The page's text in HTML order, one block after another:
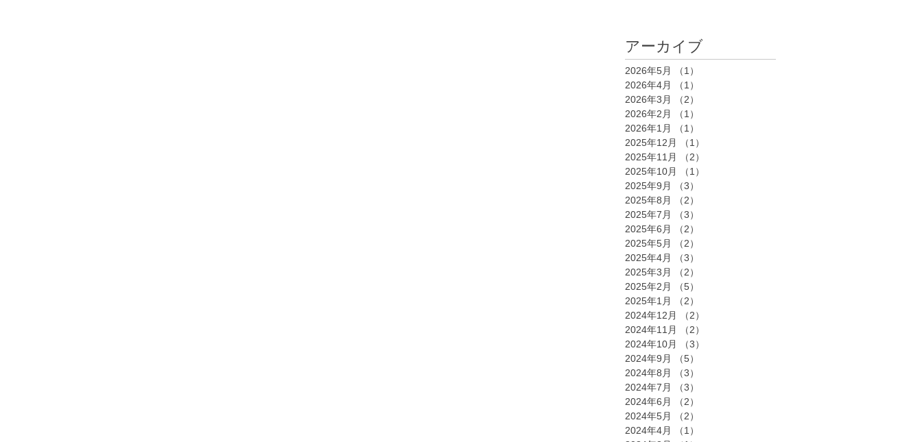
アーカイブ
2026年5月 （1）
2026年4月
（1）
2026年3月
（2）
2026年2月
（1）
2026年1月
（1）
2025年12月
（1）
2025年11月
（2）
2025年10月
（1）
2025年9月
（3）
2025年8月
（2）
2025年7月
（3）
2025年6月
（2）
2025年5月
（2）
2025年4月
（3）
2025年3月
（2）
2025年2月
（5）
2025年1月
（2）
2024年12月
（2）
2024年11月
（2）
2024年10月
（3）
2024年9月
（5）
2024年8月
（3）
2024年7月
（3）
2024年6月
（2）
2024年5月
（2）
2024年4月
（1）